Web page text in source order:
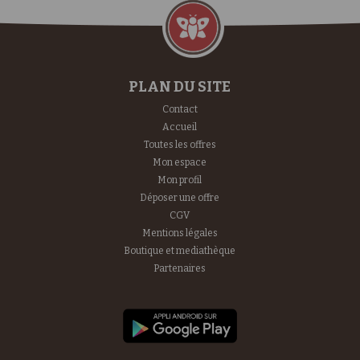
PLAN DU SITE
Contact
Accueil
Toutes les offres
Mon espace
Mon profil
Déposer une offre
CGV
Mentions légales
Boutique et mediathèque
Partenaires